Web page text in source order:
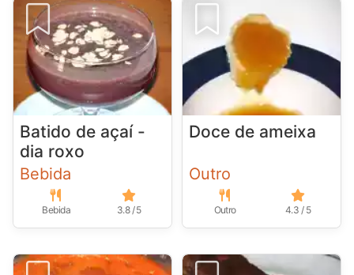
Batido de açaí -
dia roxo
Bebida
Bebida 3.8 / 5
Doce de ameixa
Outro
Outro 4.3 / 5